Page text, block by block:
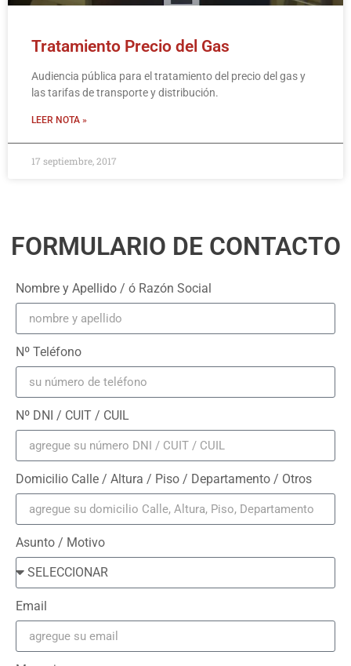
Tratamiento Precio del Gas
Audiencia pública para el tratamiento del precio del gas y
las tarifas de transporte y distribución.
LEER NOTA »
17 septiembre, 2017
FORMULARIO DE CONTACTO
Nombre y Apellido / ó Razón Social
Nº Teléfono
Nº DNI / CUIT / CUIL
Domicilio Calle / Altura / Piso / Departamento / Otros
Asunto / Motivo
Email